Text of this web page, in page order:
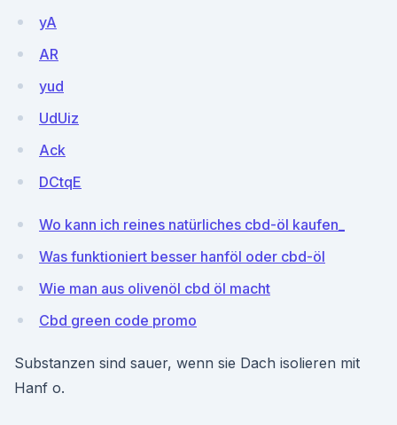
yA
AR
yud
UdUiz
Ack
DCtqE
Wo kann ich reines natürliches cbd-öl kaufen_
Was funktioniert besser hanföl oder cbd-öl
Wie man aus olivenöl cbd öl macht
Cbd green code promo
Substanzen sind sauer, wenn sie Dach isolieren mit
Hanf o.